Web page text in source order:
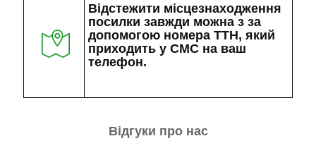
Відстежити місцезнаходження
посилки завжди можна з за
допомогою номера ТТН, який
приходить у СМС на ваш
телефон.
Відгуки про нас